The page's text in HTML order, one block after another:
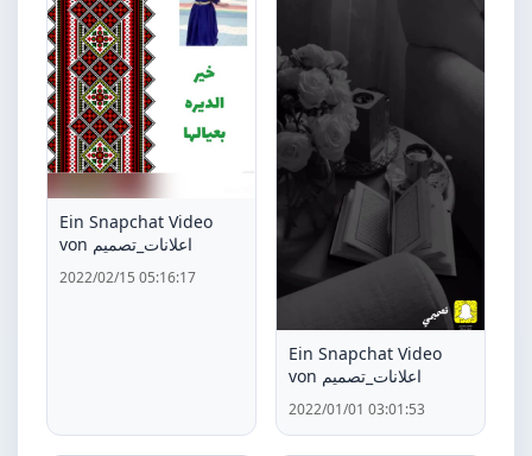
Ein Snapchat Video
von اعلانات_تصميم
2022/02/15 05:16:17
Ein Snapchat Video
von اعلانات_تصميم
2022/01/01 03:01:53